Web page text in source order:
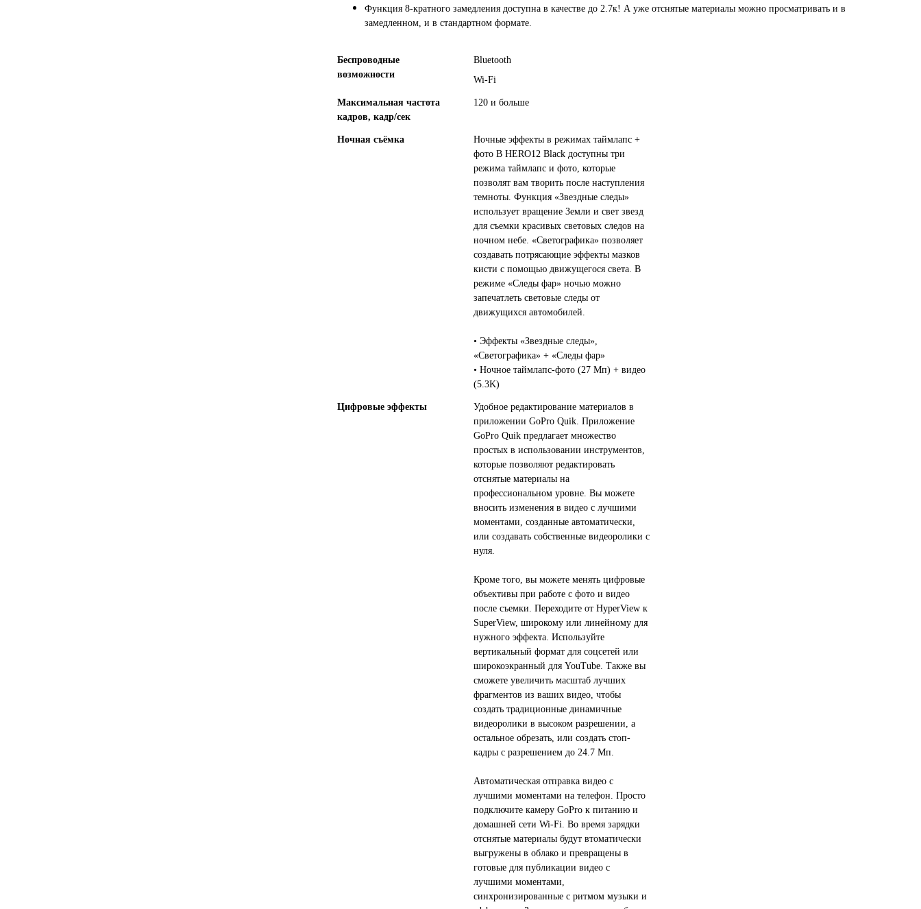
Функция 8-кратного замедления доступна в качестве до 2.7к! А уже отснятые материалы можно просматривать и в
замедленном, и в стандартном формате.
Беспроводные
возможности
Bluetooth
Wi-Fi
Максимальная частота
кадров, кадр/сек
120 и больше
Ночная съёмка
Ночные эффекты в режимах таймлапс +
фото В HERO12 Black доступны три
режима таймлапс и фото, которые
позволят вам творить после наступления
темноты. Функция «Звездные следы»
использует вращение Земли и свет звезд
для съемки красивых световых следов на
ночном небе. «Светографика» позволяет
создавать потрясающие эффекты мазков
кисти с помощью движущегося света. В
режиме «Следы фар» ночью можно
запечатлеть световые следы от
движущихся автомобилей.
• Эффекты «Звездные следы»,
«Светографика» + «Следы фар»
• Ночное таймлапс-фото (27 Мп) + видео
(5.3K)
Цифровые эффекты
Удобное редактирование материалов в
приложении GoPro Quik. Приложение
GoPro Quik предлагает множество
простых в использовании инструментов,
которые позволяют редактировать
отснятые материалы на
профессиональном уровне. Вы можете
вносить изменения в видео с лучшими
моментами, созданные автоматически,
или создавать собственные видеоролики с
нуля.
Кроме того, вы можете менять цифровые
объективы при работе с фото и видео
после съемки. Переходите от HyperView к
SuperView, широкому или линейному для
нужного эффекта. Используйте
вертикальный формат для соцсетей или
широкоэкранный для YouTube. Также вы
сможете увеличить масштаб лучших
фрагментов из ваших видео, чтобы
создать традиционные динамичные
видеоролики в высоком разрешении, а
остальное обрезать, или создать стоп-
кадры с разрешением до 24.7 Мп.
Автоматическая отправка видео с
лучшими моментами на телефон. Просто
подключите камеру GoPro к питанию и
домашней сети Wi-Fi. Во время зарядки
отснятые материалы будут втоматически
выгружены в облако и превращены в
готовые для публикации видео с
лучшими моментами,
синхронизированные с ритмом музыки и